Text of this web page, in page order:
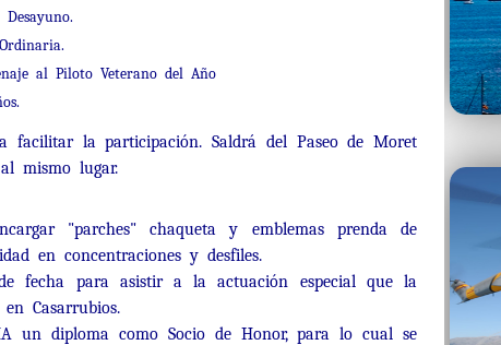
al Piloto Veterano del Año
facilitar la participación. Saldrá del Paseo de Moret
mismo lugar.
"parches" chaqueta y emblemas prenda de
en concentraciones y desfiles.
fecha para asistir a la actuación especial que la
Casarrubios.
un diploma como Socio de Honor, para lo cual se